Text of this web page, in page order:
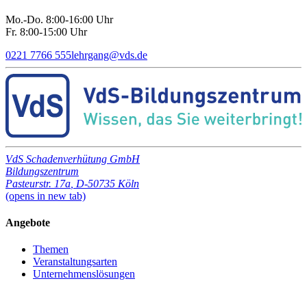
Mo.-Do. 8:00-16:00 Uhr
Fr. 8:00-15:00 Uhr
0221 7766 555lehrgang@vds.de
VdS Schadenverhütung GmbH
Bildungszentrum
Pasteurstr. 17a D-50735 Köln
(opens in new tab)
Angebote
Themen
Veranstaltungsarten
Unternehmenslösungen